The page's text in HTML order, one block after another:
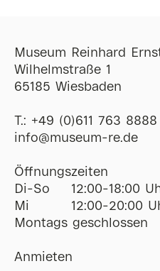
Museum Reinhard
Wilhelmstraße 1
65185 Wiesbaden
T.: +49 (0)611 763 8888
ofni@museum-re de
Öffnungszeiten
Di-So
12:00-18:00
Mi
12:00-20:00
Montags geschlossen
Anmieten